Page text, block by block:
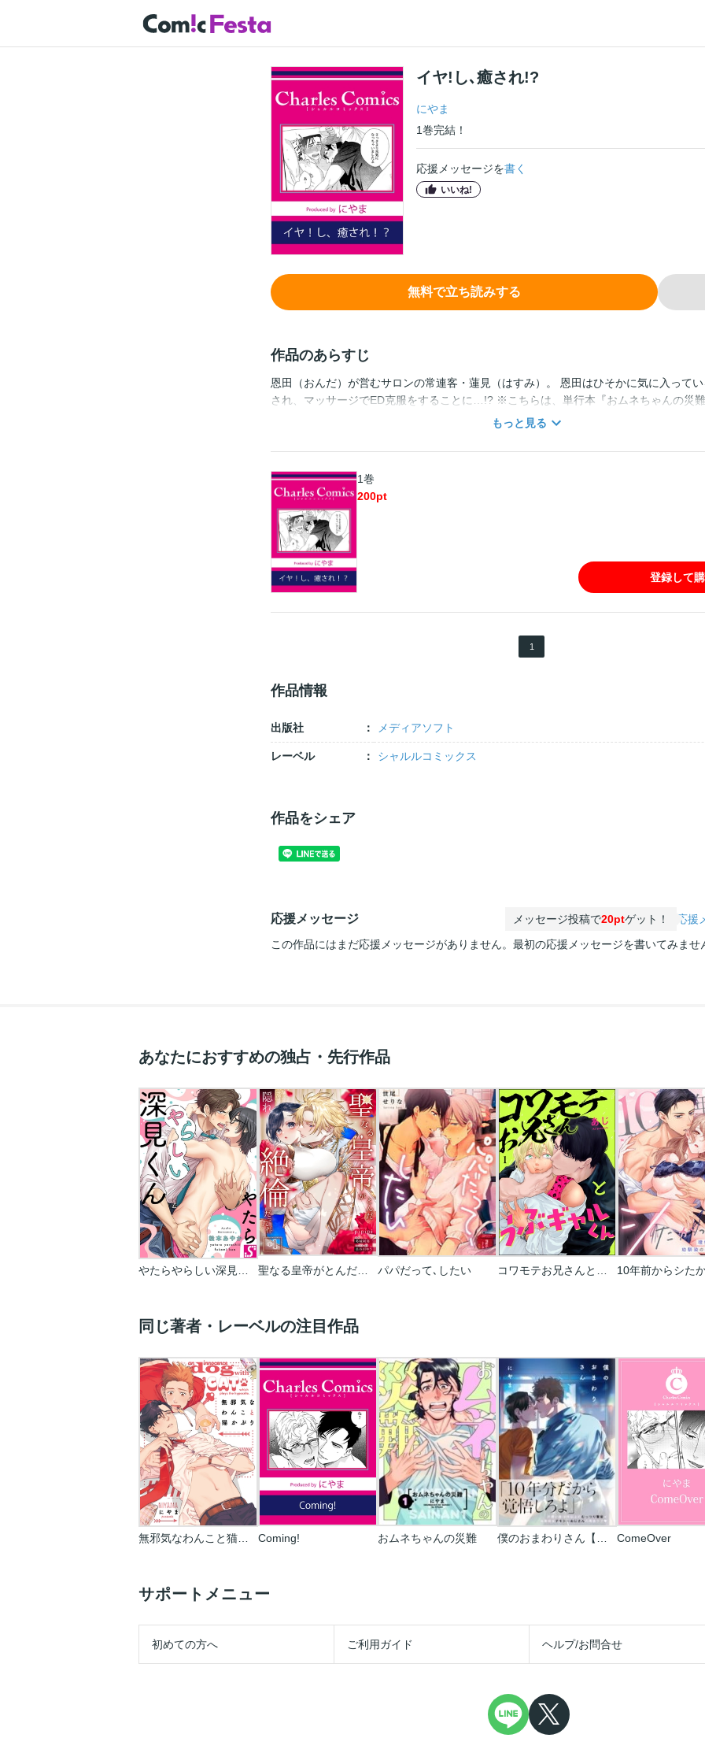
イヤ!し､癒され!?
にやま
1巻完結！
応援メッセージを書く
いいね!
無料で立ち読みする
作品のあらすじ
恩田（おんだ）が営むサロンの常連客・蓮見（はすみ）。 恩田はひそかに気に入って
され、マッサージでED克服をすることに…!? ※こちらは、単行本『おムネちゃんの災
ー『開発BL はじめての××』、WEB雑誌『Charles Mag』に収録されている作品の単話
もっと見る
1巻
200pt
登録して
1
作品情報
出版社 メディアソフト
レーベル シャルルコミックス
作品をシェア
応援メッセージ メッセージ投稿で20ptゲット！
応援
この作品にはまだ応援メッセージがありません。最初の応援メッセージを書いてみませ
あなたにおすすめの独占・先行作品
やたらやらしい深見くん 聖なる皇帝がとんだ隠れ絶倫だった件【単話】 パパだって､したい コワモテお兄さんとうぶギャルくん(分冊版)
同じ著者・レーベルの注目作品
Coming! おムネちゃんの災難 ComeOver
サポートメニュー
初めての方へ ご利用ガイド ヘルプ/お問合せ